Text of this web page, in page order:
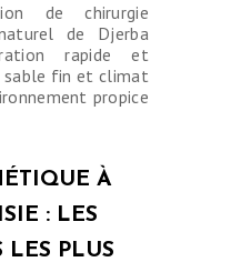
de chirurgie
de Djerba
rapide et
sable fin et climat
propice
À
: LES
LES PLUS